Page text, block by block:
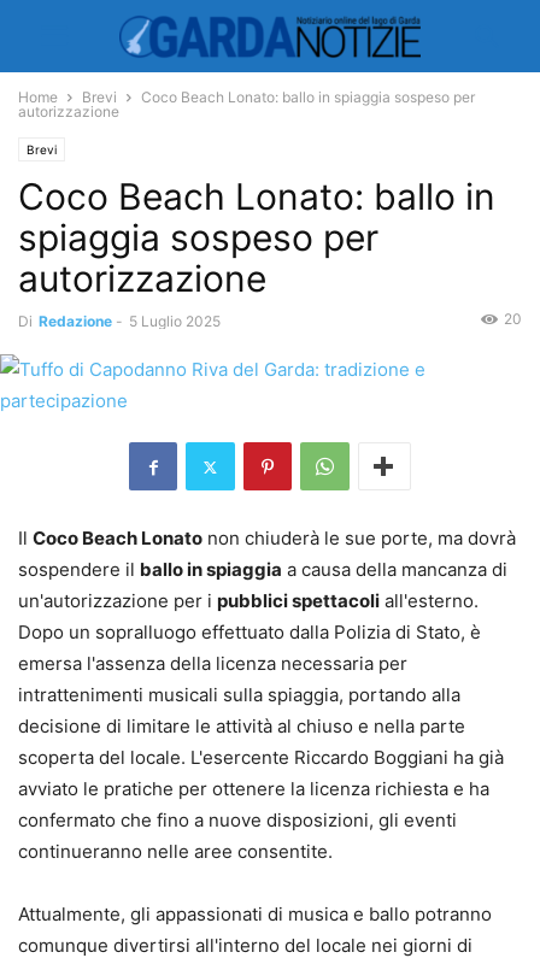
Home Brevi
Coco Beach Lonato: ballo in spiaggia sospeso per
autorizzazione
Brevi
Coco Beach Lonato: ballo in
spiaggia sospeso per
autorizzazione
Di Redazione - 5 Luglio 2025 20
Il Coco Beach Lonato non chiuderà le sue porte, ma dovrà
sospendere il ballo in spiaggia a causa della mancanza di
un'autorizzazione per i pubblici spettacoli all'esterno.
Dopo un sopralluogo effettuato dalla Polizia di Stato, è
emersa l'assenza della licenza necessaria per
intrattenimenti musicali sulla spiaggia, portando alla
decisione di limitare le attività al chiuso e nella parte
scoperta del locale. L'esercente Riccardo Boggiani ha già
avviato le pratiche per ottenere la licenza richiesta e ha
confermato che fino a nuove disposizioni, gli eventi
continueranno nelle aree consentite.
Attualmente, gli appassionati di musica e ballo potranno
comunque divertirsi all'interno del locale nei giorni di